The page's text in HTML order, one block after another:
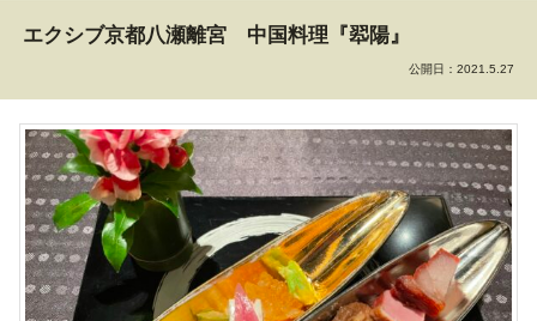
エクシブ京都八瀬離宮 中国料理『翆陽』
公開日： 2021.5.27